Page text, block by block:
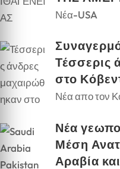
Νέα-USA
Τέσσερις
στο
Νέα απο τον
Νέα
Μέση
Αραβία